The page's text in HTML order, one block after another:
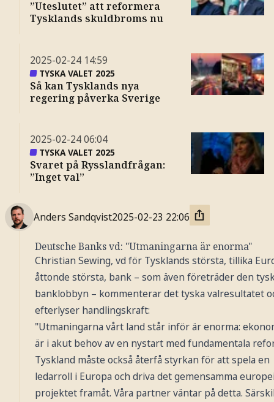
”Uteslutet” att reformera
Tysklands skuldbroms nu
2025-02-24 14:59
TYSKA VALET 2025
Så kan Tysklands nya
regering påverka Sverige
2025-02-2406:04
TYSKA VALET 2025
Svaret på Rysslandfrågan:
”Inget val”
Anders Sandqvist2025-02-23 22:06
Deutsche Banks vd: "Utmaningarna är enorma"
Christian Sewing, vd för Tysklands största, tillika
åttonde största, bank – som även företräder den
banklobbyn – kommenterar det tyska valresultatet
efterlyser handlingskraft:
"Utmaningarna vårt land står inför är enorma:
är i akut behov av en nystart med fundamentala
Tyskland måste också återfå styrkan för att spela en
ledarroll i Europa och driva det gemensamma
projektet framåt. Våra partner väntar på detta.